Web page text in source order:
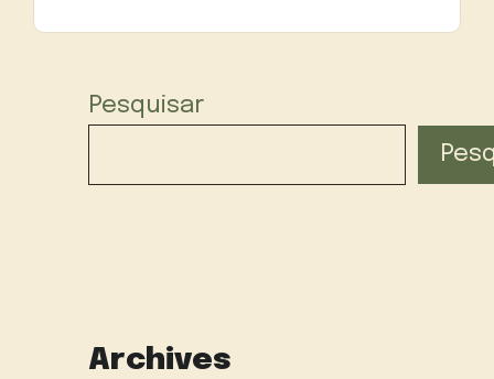
Pesquisar
Archives